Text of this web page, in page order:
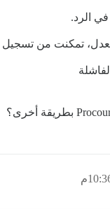
الرد.
تمكنت من